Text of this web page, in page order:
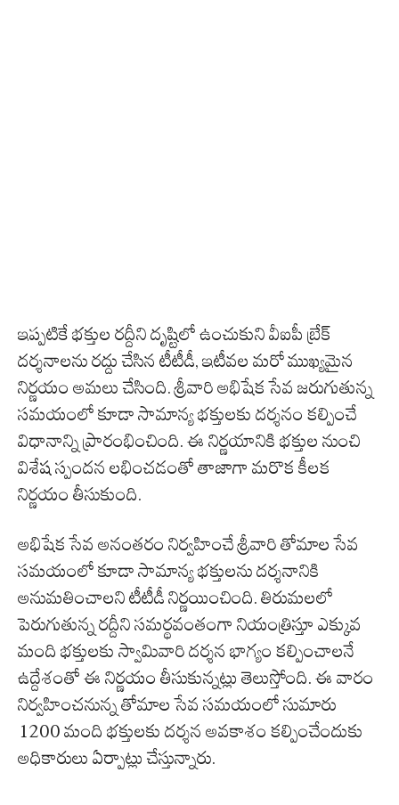
ఇప్పటికే భక్తుల రద్దీని దృష్టిలో ఉంచుకుని వీఐపీ బ్రేక్
దర్శనాలను రద్దు చేసిన టీటీడీ, ఇటీవల మరో ముఖ్యమైన
నిర్ణయం అమలు చేసింది. శ్రీవారి అభిషేక సేవ జరుగుతున్న
సమయంలో కూడా సామాన్య భక్తులకు దర్శనం కల్పించే
విధానాన్ని ప్రారంభించింది. ఈ నిర్ణయానికి భక్తుల నుంచి
విశేష స్పందన లభించడంతో తాజాగా మరొక కీలక
నిర్ణయం తీసుకుంది.
అభిషేక సేవ అనంతరం నిర్వహించే శ్రీవారి తోమాల సేవ
సమయంలో కూడా సామాన్య భక్తులను దర్శనానికి
అనుమతించాలని టీటీడీ నిర్ణయించింది. తిరుమలలో
పెరుగుతున్న రద్దీని సమర్థవంతంగా నియంత్రిస్తూ ఎక్కువ
మంది భక్తులకు స్వామివారి దర్శన భాగ్యం కల్పించాలనే
ఉద్దేశంతో ఈ నిర్ణయం తీసుకున్నట్లు తెలుస్తోంది. ఈ వారం
నిర్వహించనున్న తోమాల సేవ సమయంలో సుమారు
1200 మంది భక్తులకు దర్శన అవకాశం కల్పించేందుకు
అధికారులు ఏర్పాట్లు చేస్తున్నారు.